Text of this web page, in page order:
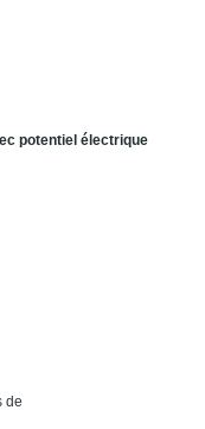
potentiel électrique
de